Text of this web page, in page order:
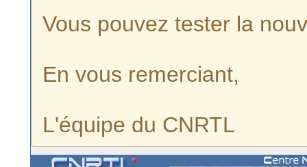
Vous pouvez tester la
En vous remerciant,
L'équipe du CNRTL